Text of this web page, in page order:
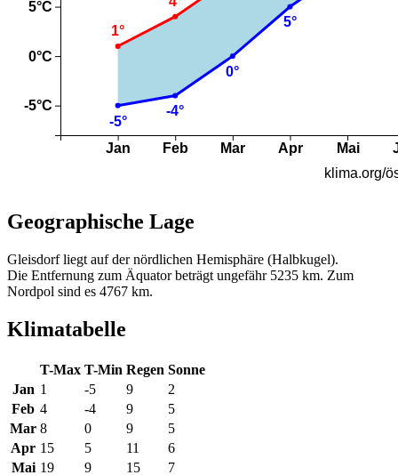
Geographische Lage
Gleisdorf liegt auf der nördlichen Hemisphäre (Halbkugel).
Die Entfernung zum Äquator beträgt ungefähr 5235 km. Zum
Nordpol sind es 4767 km.
Klimatabelle
T-Max T-Min Regen Sonne
Jan 1 -5 9
2
Feb 4 -4 9
5
Mar 8 0 9
5
Apr 15 5 11
6
Mai 19 9 15 7